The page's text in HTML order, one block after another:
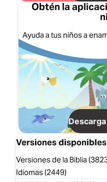
Obtén la
Ayuda a tus niños a
Versiones disponibles
Versiones de la Biblia
Idiomas (2449)